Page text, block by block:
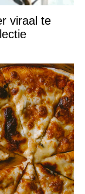
viraal te